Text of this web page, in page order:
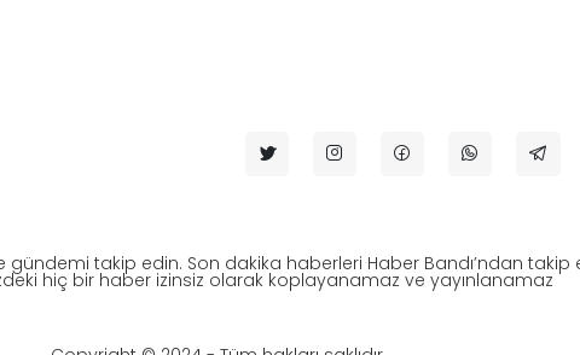
takip edin. Son dakika haberleri Haber Bandı’ndan takip
hiç bir haber izinsiz olarak koplayanamaz ve yayınlanamaz